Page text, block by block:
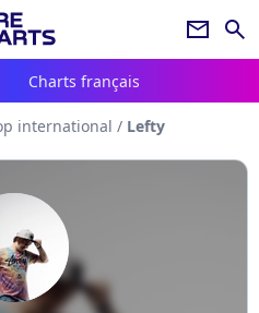
newsletter search
Charts français
international / Lefty